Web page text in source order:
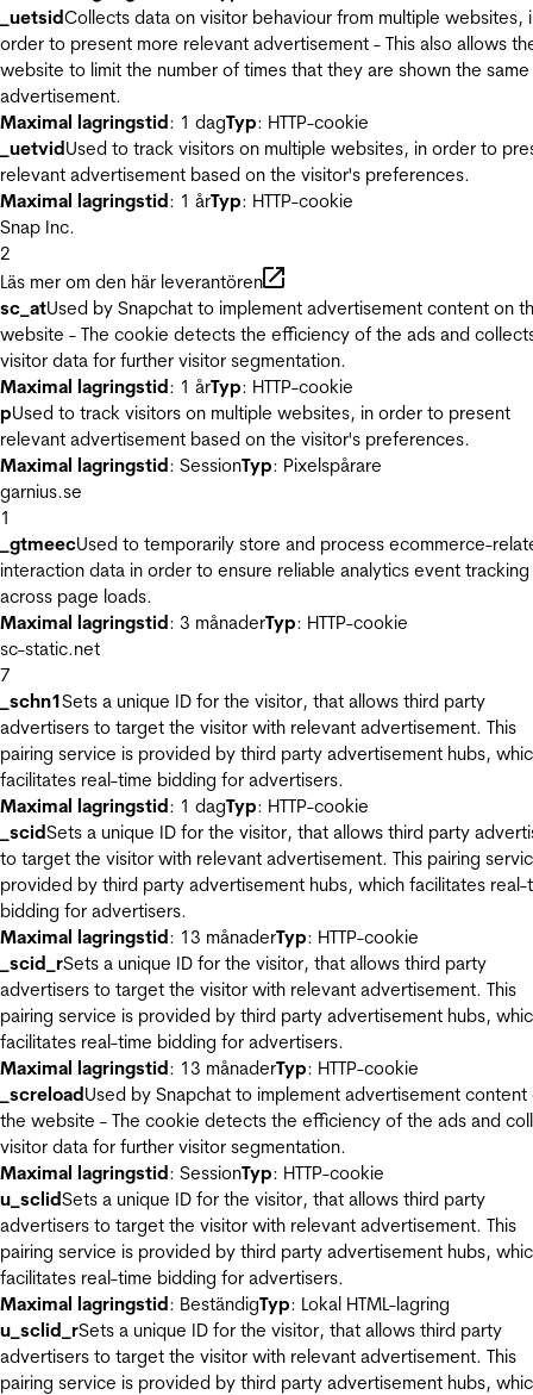
_uetsidCollects data on visitor behaviour from multiple websites,
order to present more relevant advertisement - This also allows
website to limit the number of times that they are shown the same
advertisement.
Maximal lagringstid: 1 dagTyp: HTTP-cookie
_uetvidUsed to track visitors on multiple websites, in order to
relevant advertisement based on the visitor's preferences.
Maximal lagringstid: 1 årTyp: HTTP-cookie
Snap Inc.
2
Läs mer om den här leverantören
sc_atUsed by Snapchat to implement advertisement content on
website - The cookie detects the efficiency of the ads and
visitor data for further visitor segmentation.
Maximal lagringstid: 1 årTyp: HTTP-cookie
pUsed to track visitors on multiple websites, in order to present
relevant advertisement based on the visitor's preferences.
Maximal lagringstid: SessionTyp: Pixelspårare
garnius.se
1
_gtmeecUsed to temporarily store and process ecommerce-
interaction data in order to ensure reliable analytics event tracking
across page loads.
Maximal lagringstid: 3 månaderTyp: HTTP-cookie
sc-static.net
7
_schn1Sets a unique ID for the visitor, that allows third party
advertisers to target the visitor with relevant advertisement. This
pairing service is provided by third party advertisement hubs,
facilitates real-time bidding for advertisers.
Maximal lagringstid: 1 dagTyp: HTTP-cookie
_scidSets a unique ID for the visitor, that allows third party
to target the visitor with relevant advertisement. This pairing
provided by third party advertisement hubs, which facilitates real-
bidding for advertisers.
Maximal lagringstid: 13 månaderTyp: HTTP-cookie
_scid_rSets a unique ID for the visitor, that allows third party
advertisers to target the visitor with relevant advertisement. This
pairing service is provided by third party advertisement hubs,
facilitates real-time bidding for advertisers.
Maximal lagringstid: 13 månaderTyp: HTTP-cookie
_screloadUsed by Snapchat to implement advertisement content
the website - The cookie detects the efficiency of the ads and
visitor data for further visitor segmentation.
Maximal lagringstid: SessionTyp: HTTP-cookie
u_sclidSets a unique ID for the visitor, that allows third party
advertisers to target the visitor with relevant advertisement. This
pairing service is provided by third party advertisement hubs,
facilitates real-time bidding for advertisers.
Maximal lagringstid: BeständigTyp: Lokal HTML-lagring
u_sclid_rSets a unique ID for the visitor, that allows third party
advertisers to target the visitor with relevant advertisement. This
pairing service is provided by third party advertisement hubs,